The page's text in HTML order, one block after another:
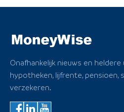
Onafhankelijk nieuws en
hypotheken, lijfrente, pensioen,
verzekeren.